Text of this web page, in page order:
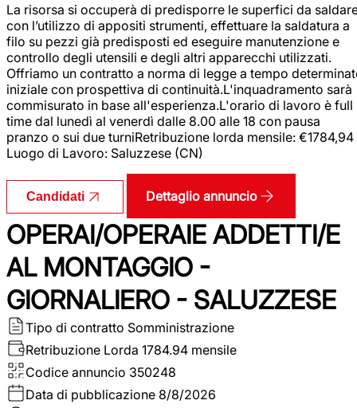
La risorsa si occuperà di predisporre le superfici da
con l’utilizzo di appositi strumenti, effettuare la saldatura a
filo su pezzi già predisposti ed eseguire manutenzione e
controllo degli utensili e degli altri apparecchi utilizzati.
Offriamo un contratto a norma di legge a tempo
iniziale con prospettiva di continuità.L'inquadramento sarà
commisurato in base all'esperienza.L'orario di lavoro è full
time dal lunedì al venerdì dalle 8.00 alle 18 con pausa
pranzo o sui due turniRetribuzione lorda mensile: €1784,94
Luogo di Lavoro: Saluzzese (CN)
Candidati Dettaglio annuncio
OPERAI/OPERAIE ADDETTI/E
AL MONTAGGIO -
GIORNALIERO - SALUZZESE
Tipo di contratto Somministrazione
Retribuzione Lorda 1784.94 mensile
Codice annuncio 350248
Data di pubblicazione 8/8/2026